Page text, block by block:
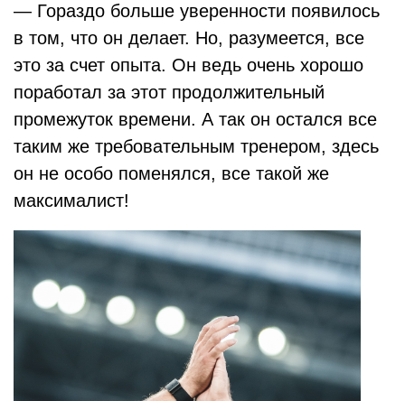
— Гораздо больше уверенности появилось
в том, что он делает. Но, разумеется, все
это за счет опыта. Он ведь очень хорошо
поработал за этот продолжительный
промежуток времени. А так он остался все
таким же требовательным тренером, здесь
он не особо поменялся, все такой же
максималист!